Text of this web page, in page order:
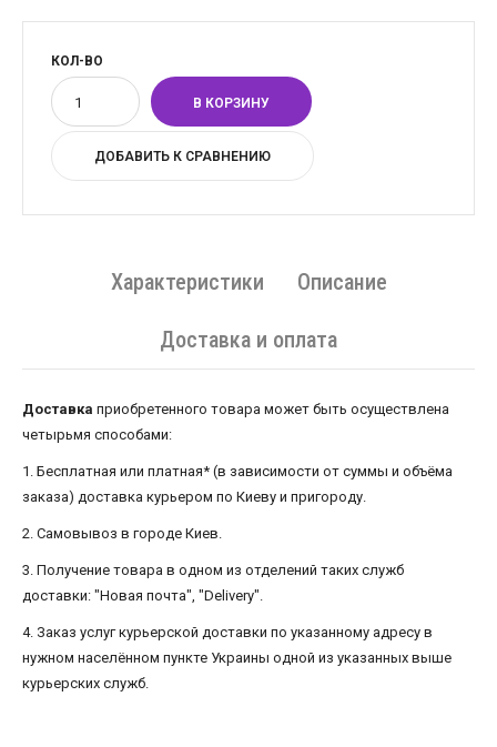
КОЛ-ВО
ДОБАВИТЬ К СРАВНЕНИЮ
Характеристики Описание
Доставка и оплата
Доставка приобретенного товара может быть осуществлена ​​
четырьмя способами:
1. Бесплатная или платная* (в зависимости от суммы и объёма
заказа) доставка курьером по Киеву и пригороду.
2. Самовывоз в городе Киев.
3. Получение товара в одном из отделений таких служб
доставки: "Новая почта", "Delivery".
4. Заказ услуг курьерской доставки по указанному адресу в
нужном населённом пункте Украины одной из указанных выше
курьерских служб.